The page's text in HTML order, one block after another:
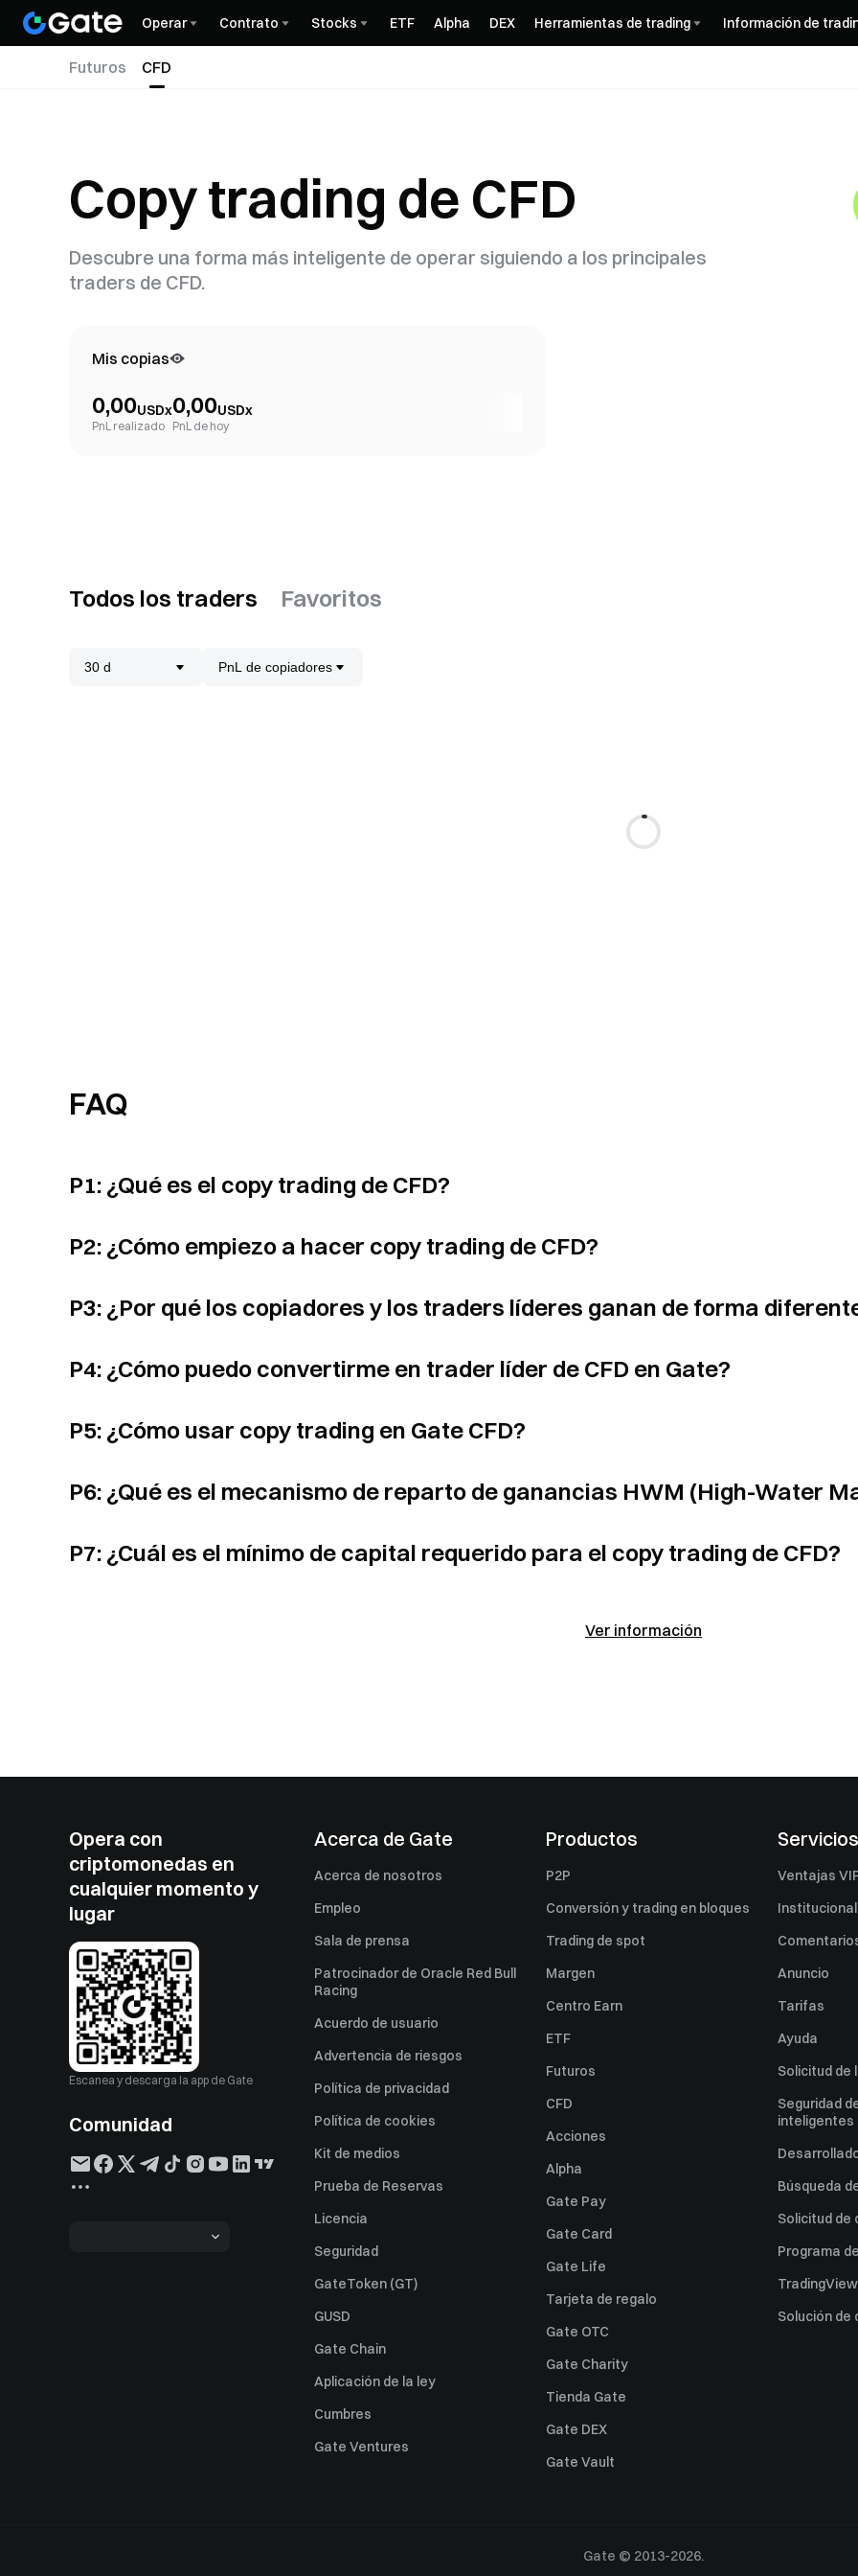
Operar Contrato Stocks ETF Alpha DEX Herramientas de trading Información de
Futuros CFD
Copy trading de CFD
Descubre una forma más inteligente de operar siguiendo a los principales
traders de CFD.
Mis copias
0,00USDx
PnL realizado
0,00USDx
PnL de hoy
Todos los traders Favoritos
30 d PnL de copiadores
FAQ
P1: ¿Qué es el copy trading de CFD?
P2: ¿Cómo empiezo a hacer copy trading de CFD?
P3: ¿Por qué los copiadores y los traders líderes ganan de forma
P4: ¿Cómo puedo convertirme en trader líder de CFD en Gate?
P5: ¿Cómo usar copy trading en Gate CFD?
P6: ¿Qué es el mecanismo de reparto de ganancias HWM (High-Water
P7: ¿Cuál es el mínimo de capital requerido para el copy trading de CFD?
Ver información
Opera con
criptomonedas en
cualquier momento y
lugar
Escanea y descarga la app de Gate
Comunidad
Acerca de Gate
Acerca de nosotros
Empleo
Sala de prensa
Patrocinador de Oracle Red Bull
Racing
Acuerdo de usuario
Advertencia de riesgos
Política de privacidad
Política de cookies
Kit de medios
Prueba de Reservas
Licencia
Seguridad
GateToken (GT)
GUSD
Gate Chain
Aplicación de la ley
Cumbres
Gate Ventures
Productos
P2P
Conversión y trading en bloques
Trading de spot
Margen
Centro Earn
ETF
Futuros
CFD
Acciones
Alpha
Gate Pay
Gate Card
Gate Life
Tarjeta de regalo
Gate OTC
Gate Charity
Tienda Gate
Gate DEX
Gate Vault
Servicios
Ventajas
Institucional
Anuncio
Tarifas
Ayuda
Solicitud de
Seguridad
inteligentes
Búsqueda
Solicitud de
Programa
TradingView
Solución de
Gate © 2013-2026.